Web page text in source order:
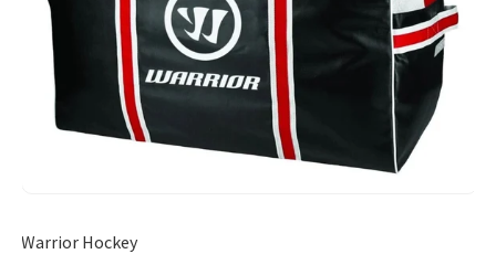
Warrior Hockey